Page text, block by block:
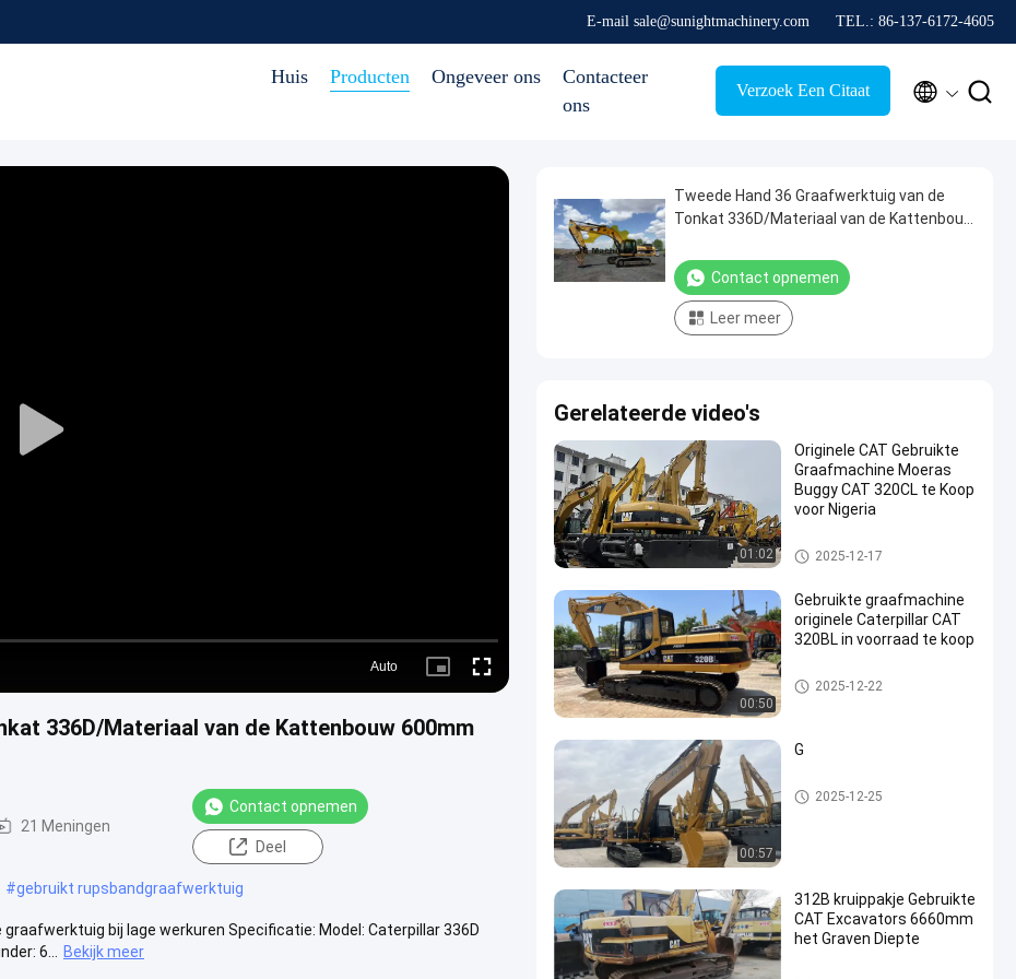
E-mail sale@sunightmachinery.com TEL.: 86-137-6172-4605
Huis Producten Ongeveer ons
Contacteer
ons
Verzoek Een Citaat  
Play
Auto
Picture- Fullscreen
336D/Materiaal van de Kattenbouw 600mm
21 Meningen
Contact opnemen
Deel
#gebruikt rupsbandgraafwerktuig
bij lage werkuren Specificatie: Model: Caterpillar 336D
6...
Bekijk meer
Tweede Hand 36 Graafwerktuig van de
Tonkat 336D/Materiaal van de Kattenbouw
Contact opnemen
Leer meer
Gerelateerde video's
01:02
Originele CAT Gebruikte
Graafmachine Moeras
Buggy CAT 320CL te Koop
voor Nigeria
Gebruikte KATTENgraafwerktu
igen
2025-12-17
00:50
Gebruikte graafmachine
originele Caterpillar CAT
320BL in voorraad te koop
Gebruikte KATTENgraafwerktu
igen
2025-12-22
00:57
G
Gebruikte KATTENgraafwerktu
igen
2025-12-25
312B kruippakje Gebruikte
CAT Excavators 6660mm
het Graven Diepte